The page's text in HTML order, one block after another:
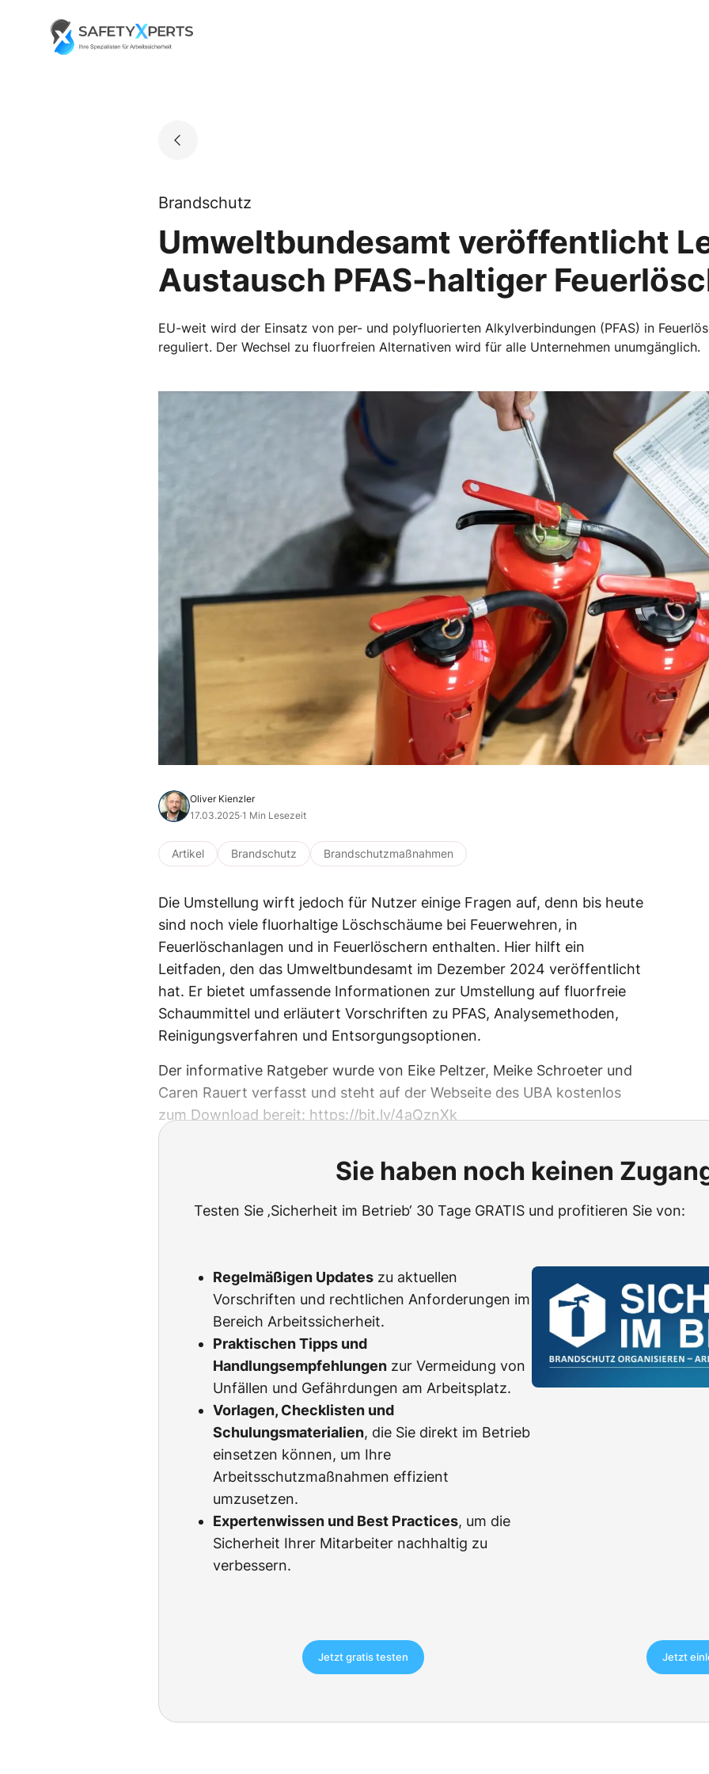
Go to landing page.
Brandschutz
Umweltbundesamt veröffentlicht
Austausch PFAS-haltiger
EU-weit wird der Einsatz von per- und polyfluorierten Alkylverbindungen (PFAS) in
reguliert. Der Wechsel zu fluorfreien Alternativen wird für alle Unternehmen unumgänglich.
Oliver Kienzler
17.03.2025·1 Min Lesezeit
Artikel Brandschutz Brandschutzmaßnahmen
Die Umstellung wirft jedoch für Nutzer einige Fragen auf, denn bis heute
sind noch viele fluorhaltige Löschschäume bei Feuerwehren, in
Feuerlöschanlagen und in Feuerlöschern enthalten. Hier hilft ein
Leitfaden, den das Umweltbundesamt im Dezember 2024 veröffentlicht
hat. Er bietet umfassende Informationen zur Umstellung auf fluorfreie
Schaummittel und erläutert Vorschriften zu PFAS, Analysemethoden,
Reinigungsverfahren und Entsorgungsoptionen.
Der informative Ratgeber wurde von Eike Peltzer, Meike Schroeter und
Caren Rauert verfasst und steht auf der Webseite des UBA kostenlos
zum Download bereit: https://bit.ly/4aQznXk
Sie haben noch keinen
Testen Sie ‚Sicherheit im Betrieb‘ 30 Tage GRATIS und profitieren Sie von:
Regelmäßigen Updates zu aktuellen
Vorschriften und rechtlichen Anforderungen im
Bereich Arbeitssicherheit.
Praktischen Tipps und
Handlungsempfehlungen zur Vermeidung von
Unfällen und Gefährdungen am Arbeitsplatz.
Vorlagen, Checklisten und
Schulungsmaterialien, die Sie direkt im Betrieb
einsetzen können, um Ihre
Arbeitsschutzmaßnahmen effizient
umzusetzen.
Expertenwissen und Best Practices, um die
Sicherheit Ihrer Mitarbeiter nachhaltig zu
verbessern.
Jetzt gratis testen Jetzt